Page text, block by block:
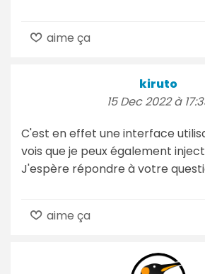
aime ça
kiruto
15 Dec 2022 à
C'est en effet une interface
vois que je peux également
J'espère répondre à votre
aime ça